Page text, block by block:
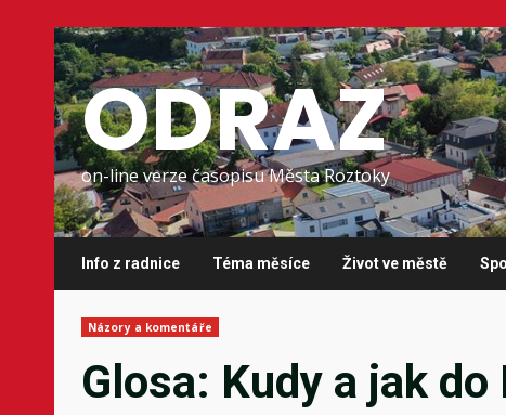
Skip
to
content
ODRAZ
on-line verze časopisu Města Roztoky
Info z radnice Téma měsíce Život ve městě
Názory a komentáře
Glosa: Kudy a jak do